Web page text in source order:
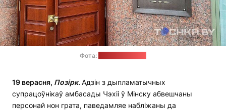
Фота:
19 верасня, Позірк. Адзін з дыпламатычных
супрацоўнікаў амбасады Чэхіі ў Мінску абвешчаны
персонай нон грата, паведамляе набліжаны да